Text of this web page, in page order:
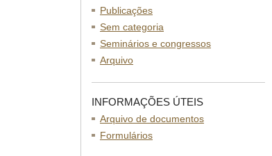
Publicações
Sem categoria
Seminários e congressos
Arquivo
INFORMAÇÕES ÚTEIS
Arquivo de documentos
Formulários